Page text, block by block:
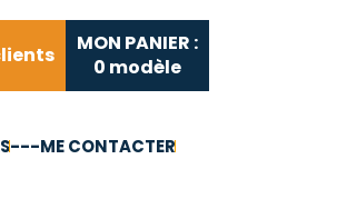
MON PANIER :
0 modèle
---ME CONTACTER